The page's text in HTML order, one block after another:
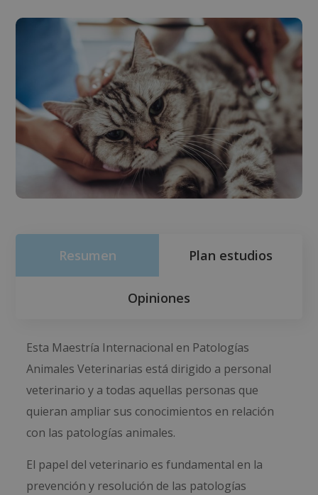
Resumen Plan estudios
Opiniones
Esta Maestría Internacional en Patologías
Animales Veterinarias está dirigido a personal
veterinario y a todas aquellas personas que
quieran ampliar sus conocimientos en relación
con las patologías animales.
El papel del veterinario es fundamental en la
prevención y resolución de las patologías